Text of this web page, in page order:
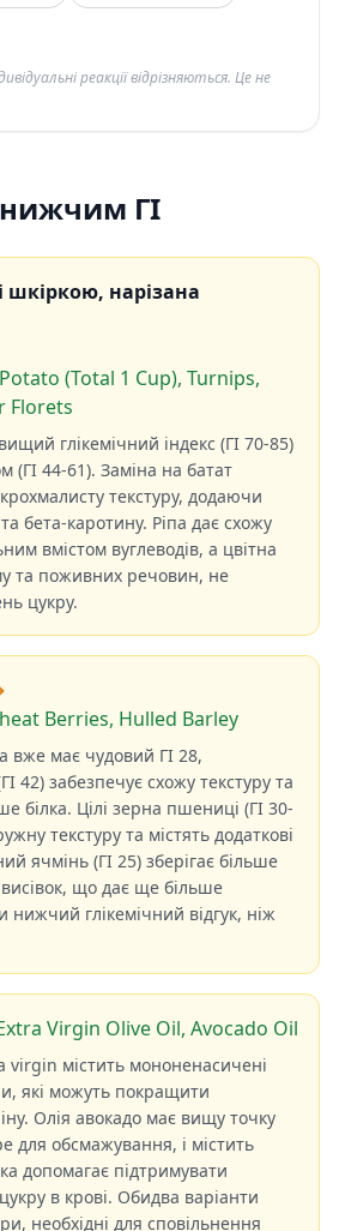
реакції відрізняються. Це не
ГІ
шкіркою, нарізана
(Total 1 Cup), Turnips,
Florets
глікемічний індекс (ГІ 70-85)
(ГІ 44-61). Заміна на батат
текстуру, додаючи
бета-каротину. Ріпа дає схожу
вмістом вуглеводів, а цвітна
та поживних речовин, не
цукру.
Berries, Hulled Barley
вже має чудовий ГІ 28,
42) забезпечує схожу текстуру та
білка. Цілі зерна пшениці (ГІ 30-
текстуру та містять додаткові
ячмінь (ГІ 25) зберігає більше
що дає ще більше
нижчий глікемічний відгук, ніж
Virgin Olive Oil, Avocado Oil
virgin містить мононенасичені
які можуть покращити
Олія авокадо має вищу точку
для обсмажування, і містить
допомагає підтримувати
в крові. Обидва варіанти
необхідні для сповільнення